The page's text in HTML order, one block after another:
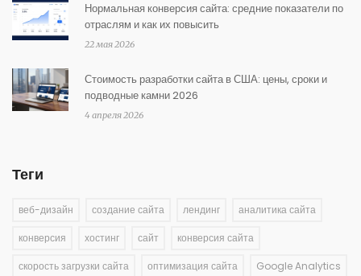
Нормальная конверсия сайта: средние показатели по
отраслям и как их повысить
22 мая 2026
Стоимость разработки сайта в США: цены, сроки и
подводные камни 2026
4 апреля 2026
Теги
веб-дизайн создание сайта лендинг аналитика сайта
конверсия хостинг сайт конверсия сайта
скорость загрузки сайта оптимизация сайта Google Analytics